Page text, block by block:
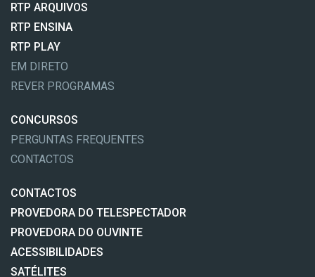
RTP ARQUIVOS
RTP ENSINA
RTP PLAY
EM DIRETO
REVER PROGRAMAS
CONCURSOS
PERGUNTAS FREQUENTES
CONTACTOS
CONTACTOS
PROVEDORA DO TELESPECTADOR
PROVEDORA DO OUVINTE
ACESSIBILIDADES
SATÉLITES